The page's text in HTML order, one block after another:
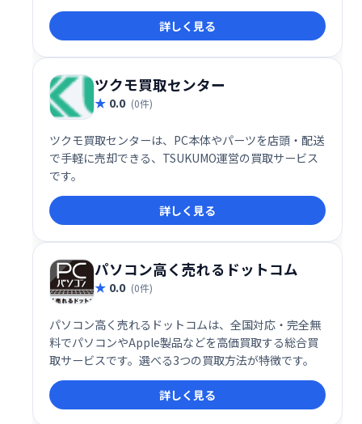
詳しく見る
ツクモ買取センター
0.0 (0件)
ツクモ買取センターは、PC本体やパーツを店頭・配送
で手軽に売却できる、TSUKUMO運営の買取サービス
です。
詳しく見る
パソコン高く売れるドットコム
0.0 (0件)
パソコン高く売れるドットコムは、全国対応・完全無
料でパソコンやApple製品などを高価買取する総合買
取サービスです。選べる3つの買取方法が特徴です。
詳しく見る